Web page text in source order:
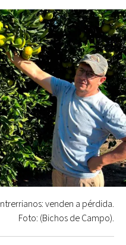
venden a pérdida.
Foto: (Bichos de Campo).